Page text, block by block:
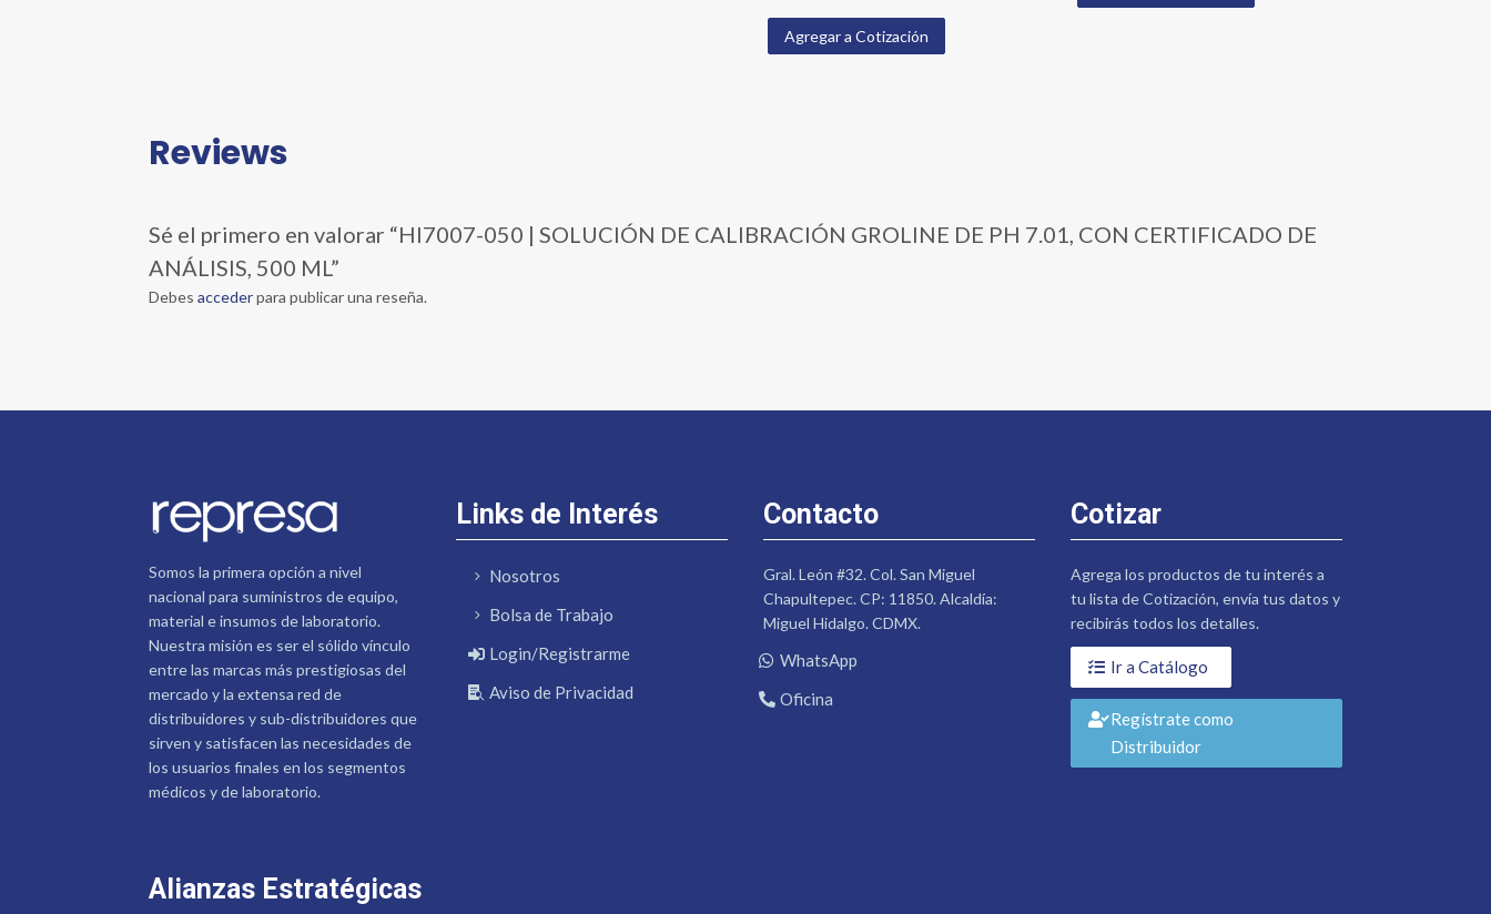
Agregar a Cotización
Reviews
Sé el primero en valorar “HI7007-050 | SOLUCIÓN DE CALIBRACIÓN GROLINE DE PH 7.01, CON CERTIFICADO DE
ANÁLISIS, 500 ML”
Debesaccederpara publicar una reseña.
Somos la primera opción a nivel
nacional para suministros de equipo,
material e insumos de laboratorio.
Nuestra misión es ser el sólido vínculo
entre las marcas más prestigiosas del
mercado y la extensa red de
distribuidores y sub-distribuidores que
sirven y satisfacen las necesidades de
los usuarios finales en los segmentos
médicos y de laboratorio.
Links de Interés
Nosotros
Bolsa de Trabajo
Login/Registrarme
Aviso de Privacidad
Contacto
Gral. León #32. Col. San Miguel
Chapultepec. CP: 11850. Alcaldía:
Miguel Hidalgo. CDMX.
WhatsApp
Oficina
Cotizar
Agrega los productos de tu interés a
tu lista de Cotización, envía tus datos y
recibirás todos los detalles.
Ir a Catálogo
Regístrate como
Distribuidor
Alianzas Estratégicas